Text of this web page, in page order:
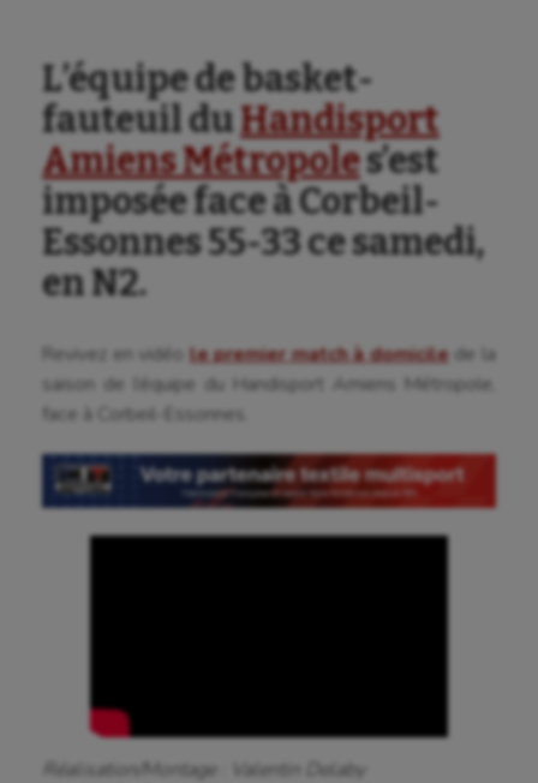
Balle à la main
Ballon au poing
Baseball
Billard
Boules lyonnaises
Cerf Volant
Cheerleading
Course à pied
Crossfit
Escrime
L’équipe de basket-
fauteuil duHandisport
Amiens Métropoles’est
imposée face à Corbeil-
Essonnes 55-33 ce samedi,
en N2.
Revivez en vidéo le premier match à domicilede la
saison de l’équipe du Handisport Amiens Métropole,
face à Corbeil-Essonnes.
Réalisation/Montage : Valentin Delaby